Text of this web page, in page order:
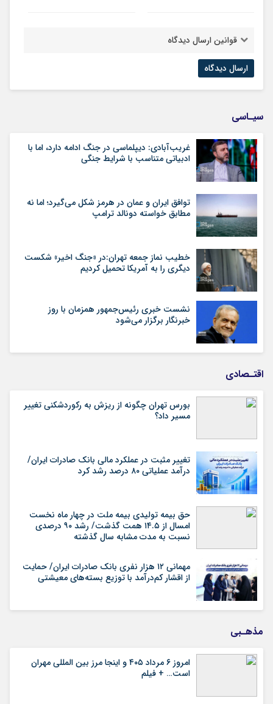
قوانین ارسال دیدگاه
سیـاسی
غریب‌آبادی: دیپلماسی در جنگ ادامه دارد، اما با
ادبیاتی متناسب با شرایط جنگی
توافق ایران و عمان در هرمز شکل می‌گیرد؛ اما نه
مطابق خواسته دونالد ترامپ
خطیب نماز جمعه تهران:در «جنگ اخیر» شکست
دیگری را به آمریکا تحمیل کردیم
نشست خبری رئیس‌جمهور همزمان با روز
خبرنگار برگزار می‌شود
اقتـصادی
بورس تهران چگونه از ریزش به رکوردشکنی تغییر
مسیر داد؟
تغییر مثبت در عملکرد مالی بانک صادرات ایران/
درآمد عملیاتی ۸۰ درصد رشد کرد
حق بیمه تولیدی بیمه ملت در چهار ماه نخست
امسال از ۱۴.۵ همت گذشت/ رشد ۹۰ درصدی
نسبت به مدت مشابه سال گذشته
مهمانی ۱۲ هزار نفری بانک صادرات ایران/ حمایت
از اقشار کم‌درآمد با توزیع بسته‌های معیشتی
مذهـبی
امروز ۶ مرداد ۴۰۵ و اینجا مرز بین المللی مهران
است… + فیلم